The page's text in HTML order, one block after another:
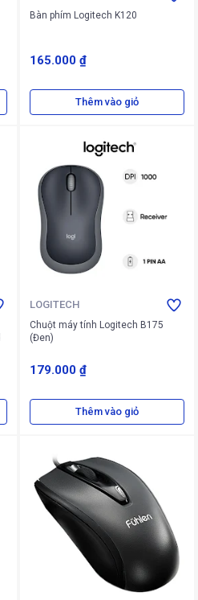
Bàn phím Logitech K120
165.000 ₫
Thêm vào giỏ
LOGITECH
Chuột máy tính Logitech B175
(Đen)
179.000 ₫
Thêm vào giỏ